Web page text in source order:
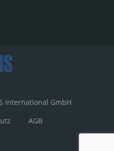
International GmbH
AGB